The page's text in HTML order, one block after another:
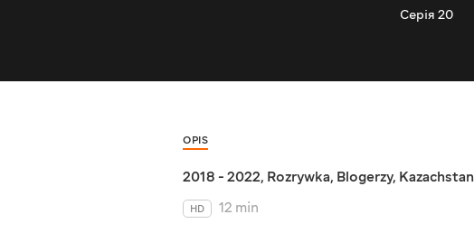
Серія 20
OPIS
2018 - 2022, Rozrywka, Blogerzy, Kazachstan
HD
12 min